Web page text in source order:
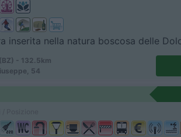
inserita nella natura boscosa delle
- 132.5km
54